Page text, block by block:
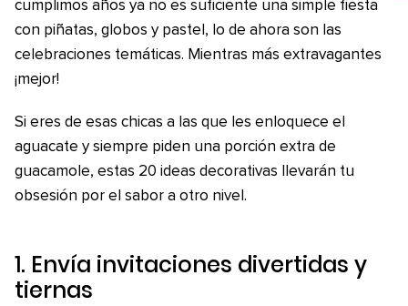
cumplimos años ya no es suficiente una simple fiesta
con piñatas, globos y pastel, lo de ahora son las
celebraciones temáticas. Mientras más extravagantes
¡mejor!
Si eres de esas chicas a las que les enloquece el
aguacate y siempre piden una porción extra de
guacamole, estas 20 ideas decorativas llevarán tu
obsesión por el sabor a otro nivel.
1. Envía invitaciones divertidas y
tiernas